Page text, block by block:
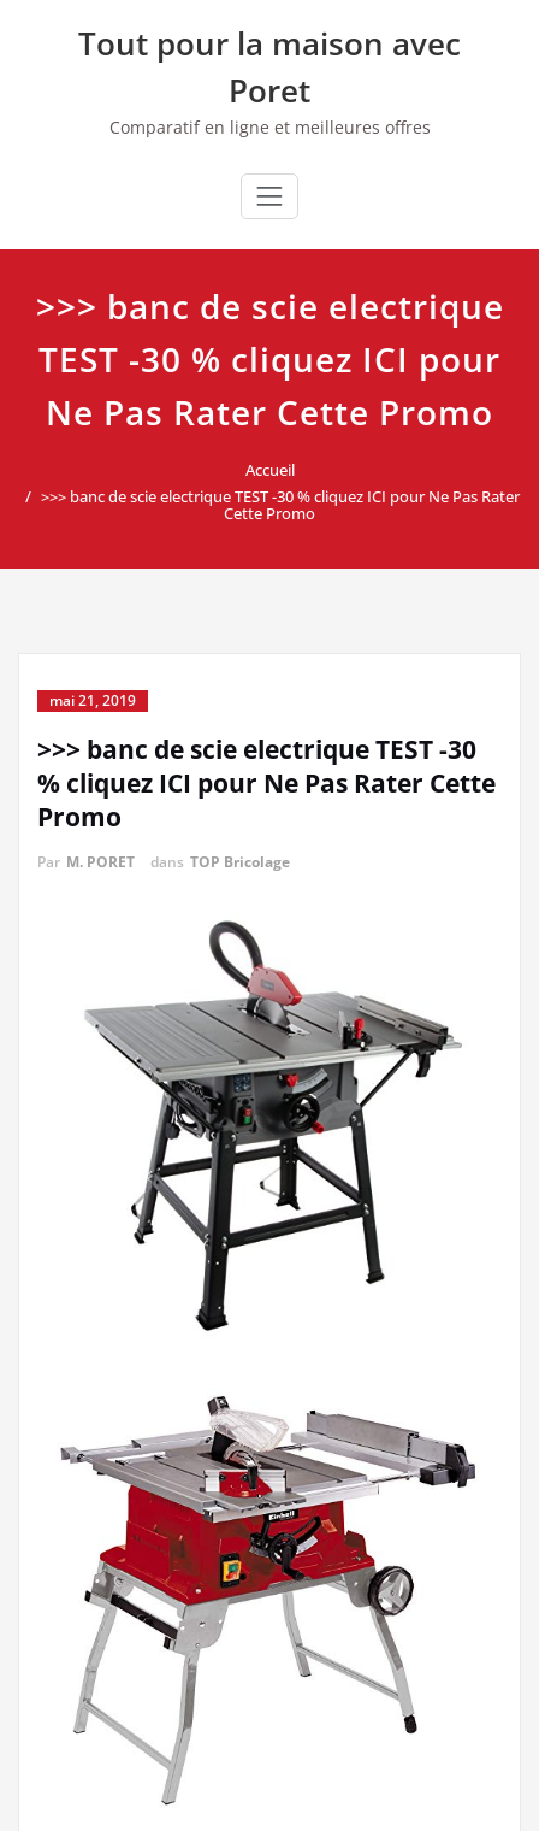
Tout pour la maison avec
Poret
Comparatif en ligne et meilleures offres
>>> banc de scie electrique
TEST -30 % cliquez ICI pour
Ne Pas Rater Cette Promo
Accueil
>>> banc de scie electrique TEST -30 % cliquez ICI pour Ne Pas Rater
Cette Promo
mai 21, 2019
>>> banc de scie electrique TEST -30
% cliquez ICI pour Ne Pas Rater Cette
Promo
Par M. PORET dans TOP Bricolage